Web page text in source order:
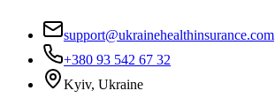
support@ukrainehealthinsurance.com
+380 93 542 67 32
Kyiv, Ukraine